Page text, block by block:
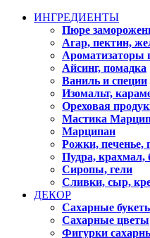
ИНГРЕДИЕНТЫ
Пюре
Агар, пектин,
Ароматизаторы
Айсинг, помадка
Ваниль и специи
Изомальт,
Ореховая
Мастика
Марципан
Рожки, печенье,
Пудра, крахмал,
Сиропы, гели
Сливки, сыр,
ДЕКОР
Сахарные
Сахарные цветы
Фигурки